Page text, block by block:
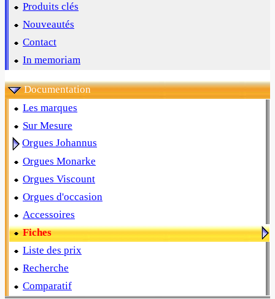
Produits clés
Nouveautés
Contact
In memoriam
Documentation
Les marques
Sur Mesure
Orgues Johannus
Orgues Monarke
Orgues Viscount
Orgues d'occasion
Accessoires
Fiches
Liste des prix
Recherche
Comparatif